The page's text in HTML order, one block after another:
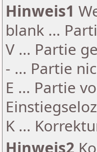
Hinweis1
blank ...
V ... Partie
- ... Partie
E ... Partie
K ...
Hinweis2